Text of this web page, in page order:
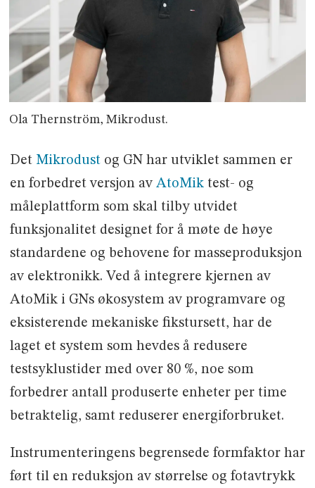
Ola Thernström, Mikrodust.
Det Mikrodustog GN har utviklet sammen er
en forbedret versjon av AtoMiktest- og
måleplattform som skal tilby utvidet
funksjonalitet designet for å møte de høye
standardene og behovene for masseproduksjon
av elektronikk. Ved å integrere kjernen av
AtoMik i GNs økosystem av programvare og
eksisterende mekaniske fikstursett, har de
laget et system som hevdes å redusere
testsyklustider med over 80 %, noe som
forbedrer antall produserte enheter per time
betraktelig, samt reduserer energiforbruket.
Instrumenteringens begrensede formfaktor har
ført til en reduksjon av størrelse og fotavtrykk